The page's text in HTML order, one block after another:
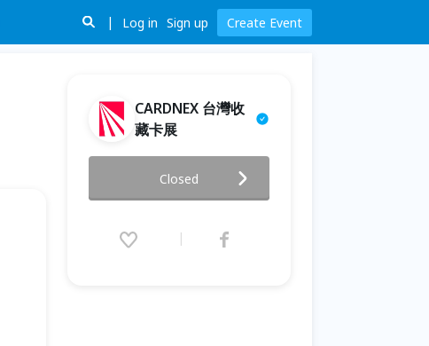
Log in Sign up Create Event
CARDNEX 台灣收
藏卡展
2026.08.08 (Sat) 10:00 - 08.09
(Sun) 18:00 (GMT+8)
Closed